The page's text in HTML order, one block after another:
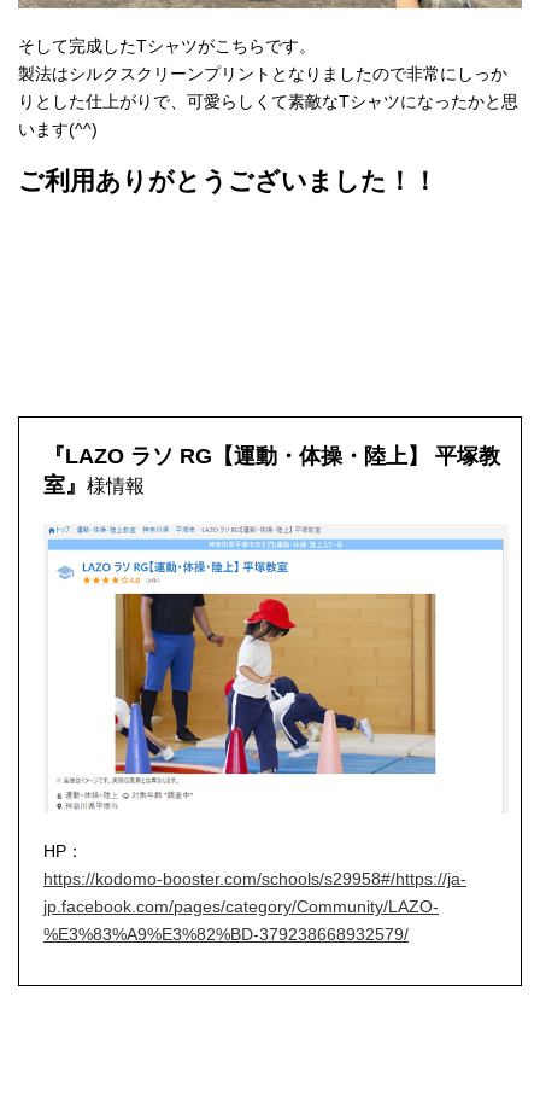
そして完成したTシャツがこちらです。
製法はシルクスクリーンプリントとなりましたので非常にしっか
りとした仕上がりで、可愛らしくて素敵なTシャツになったかと思
います(^^)
ご利用ありがとうございました！！
『LAZO ラソ RG【運動・体操・陸上】 平塚教
室』 様情報
HP：
https://kodomo-booster.com/schools/s29958#/https://ja-
jp.facebook.com/pages/category/Community/LAZO-
%E3%83%A9%E3%82%BD-379238668932579/